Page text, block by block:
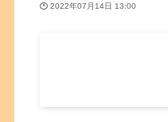
2022年07月14日 13:00